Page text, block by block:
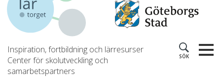
Inspiration, fortbildning och lärresurser
Center för skolutveckling och
samarbetspartners
SÖK